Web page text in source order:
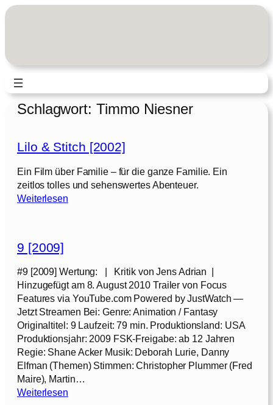
Zum
Schlagwort: Timmo Niesner
Lilo & Stitch [2002]
Ein Film über Familie – für die ganze Familie. Ein
zeitlos tolles und sehenswertes Abenteuer.
Weiterlesen:
&
S
t
i
t
c
h
[
2
0
9 [2009]
#9 [2009] Wertung: | Kritik von Jens Adrian |
Hinzugefügt am 8. August 2010 Trailer von Focus
Features via YouTube.com Powered by JustWatch —
Jetzt Streamen Bei: Genre: Animation / Fantasy
Originaltitel: 9 Laufzeit: 79 min. Produktionsland: USA
Produktionsjahr: 2009 FSK-Freigabe: ab 12 Jahren
Regie: Shane Acker Musik: Deborah Lurie, Danny
Elfman (Themen) Stimmen: Christopher Plummer (Fred
Maire), Martin…
Weiterlesen: